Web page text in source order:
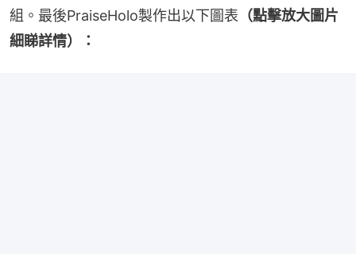
組。最後PraiseHolo製作出以下圖表 （點擊放大圖片
細睇詳情）：